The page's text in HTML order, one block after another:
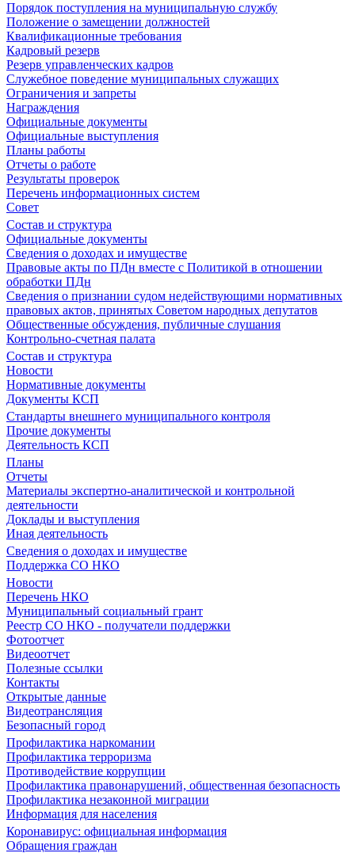
Порядок поступления на муниципальную службу
Положение о замещении должностей
Квалификационные требования
Кадровый резерв
Резерв управленческих кадров
Служебное поведение муниципальных служащих
Ограничения и запреты
Награждения
Официальные документы
Официальные выступления
Планы работы
Отчеты о работе
Результаты проверок
Перечень информационных систем
Совет
Состав и структура
Официальные документы
Сведения о доходах и имуществе
Правовые акты по ПДн вместе с Политикой в отношении
обработки ПДн
Сведения о признании судом недействующими нормативных
правовых актов, принятых Советом народных депутатов
Общественные обсуждения, публичные слушания
Контрольно-счетная палата
Состав и структура
Новости
Нормативные документы
Документы КСП
Стандарты внешнего муниципального контроля
Прочие документы
Деятельность КСП
Планы
Отчеты
Материалы экспертно-аналитической и контрольной
деятельности
Доклады и выступления
Иная деятельность
Сведения о доходах и имуществе
Поддержка СО НКО
Новости
Перечень НКО
Муниципальный социальный грант
Реестр СО НКО - получатели поддержки
Фотоотчет
Видеоотчет
Полезные ссылки
Контакты
Открытые данные
Видеотрансляция
Безопасный город
Профилактика наркомании
Профилактика терроризма
Противодействие коррупции
Профилактика правонарушений, общественная безопасность
Профилактика незаконной миграции
Информация для населения
Коронавирус: официальная информация
Обращения граждан